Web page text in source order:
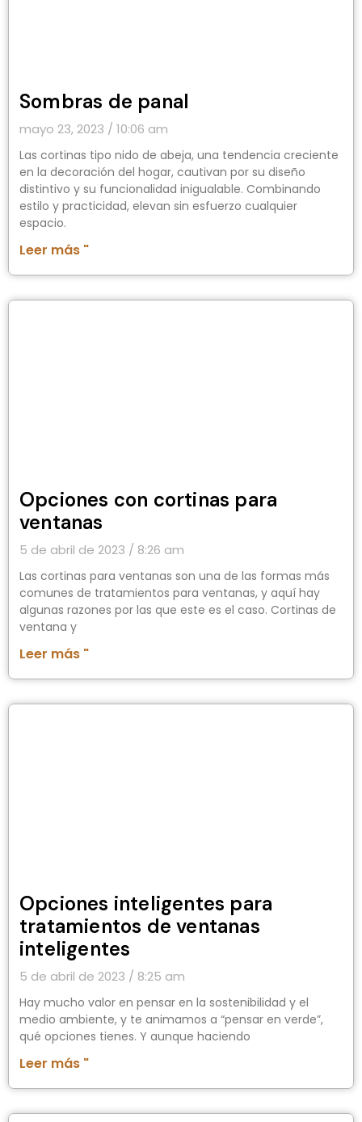
Sombras de panal
mayo 23, 2023 10:06 am
Las cortinas tipo nido de abeja, una tendencia creciente
en la decoración del hogar, cautivan por su diseño
distintivo y su funcionalidad inigualable. Combinando
estilo y practicidad, elevan sin esfuerzo cualquier
espacio.
Leer más "
Opciones con cortinas para
ventanas
5 de abril de 2023 8:26 am
Las cortinas para ventanas son una de las formas más
comunes de tratamientos para ventanas, y aquí hay
algunas razones por las que este es el caso. Cortinas de
ventana y
Leer más "
Opciones inteligentes para
tratamientos de ventanas
inteligentes
5 de abril de 2023 8:25 am
Hay mucho valor en pensar en la sostenibilidad y el
medio ambiente, y te animamos a “pensar en verde”,
qué opciones tienes. Y aunque haciendo
Leer más "